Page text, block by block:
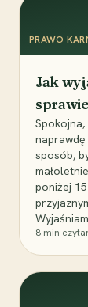
PRAWO
Jak
naprawdę
sposób,
poniżej
8 min